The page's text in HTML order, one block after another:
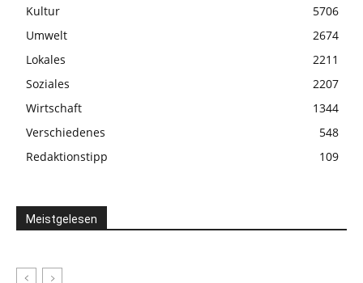
Kultur
5706
Umwelt
2674
Lokales
2211
Soziales
2207
Wirtschaft
1344
Verschiedenes
548
Redaktionstipp
109
Meistgelesen